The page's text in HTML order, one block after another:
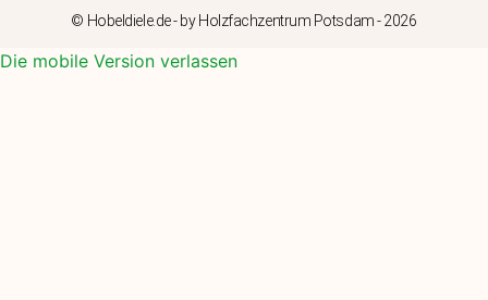
© Hobeldiele.de - by Holzfachzentrum Potsdam - 2026
Die mobile Version verlassen